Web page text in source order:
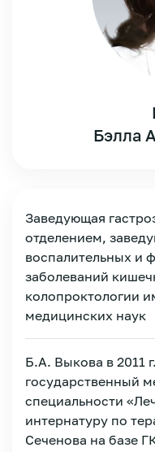
Бэлла
Заведующая
отделением,
воспалительных и
заболеваний
колопроктологии
медицинских наук
Б.А. Выкова в 2011
государственный
специальности
интернатуру по
Сеченова на базе